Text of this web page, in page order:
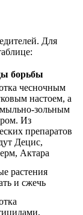
Для
борьбы
чесночным
настоем, а
зольным
Из
препаратов
Децис,
Актара
растения
и сжечь